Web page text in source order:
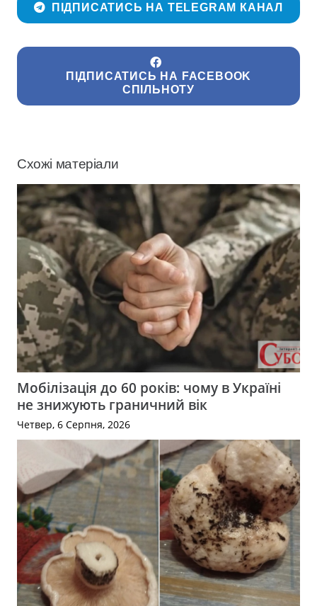
ПІДПИСАТИСЬ НА TELEGRAM КАНАЛ
ПІДПИСАТИСЬ НА FACEBOOK
СПІЛЬНОТУ
Схожі матеріали
Мобілізація до 60 років: чому в Україні
не знижують граничний вік
Четвер, 6 Серпня, 2026